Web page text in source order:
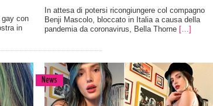
gay con
in
In attesa di potersi ricongiungere col compagno
Benji Mascolo, bloccato in Italia a causa della
pandemia da coronavirus, Bella Thorne […]
News